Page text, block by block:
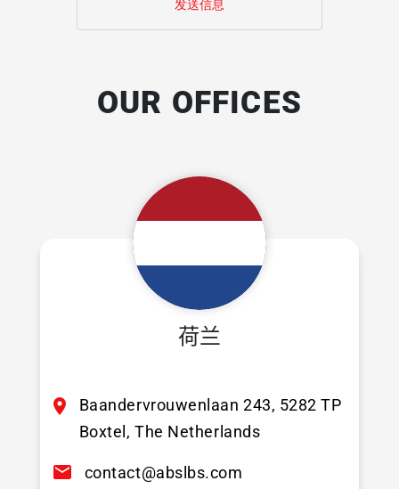
OUR OFFICES
荷兰
Baandervrouwenlaan 243, 5282 TP
Boxtel, The Netherlands
contact@abslbs.com